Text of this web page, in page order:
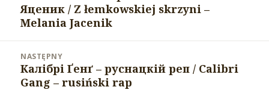
wpis:
Яценик / Z łemkowskiej skrzyni –
Melania Jacenik
NASTĘPNY
Następny
wpis:
Калібрі Ґенґ – руснацкій реп / Calibri
Gang – rusiński rap